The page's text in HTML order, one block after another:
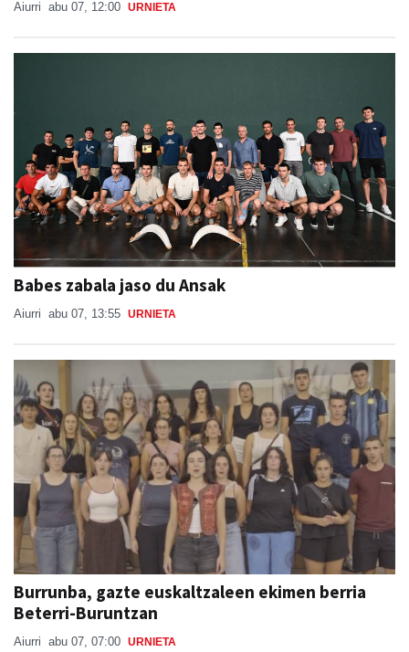
Aiurri abu 07, 12:00 URNIETA
Babes zabala jaso du Ansak
Aiurri abu 07, 13:55 URNIETA
Burrunba, gazte euskaltzaleen ekimen berria
Beterri-Buruntzan
Aiurri abu 07, 07:00 URNIETA